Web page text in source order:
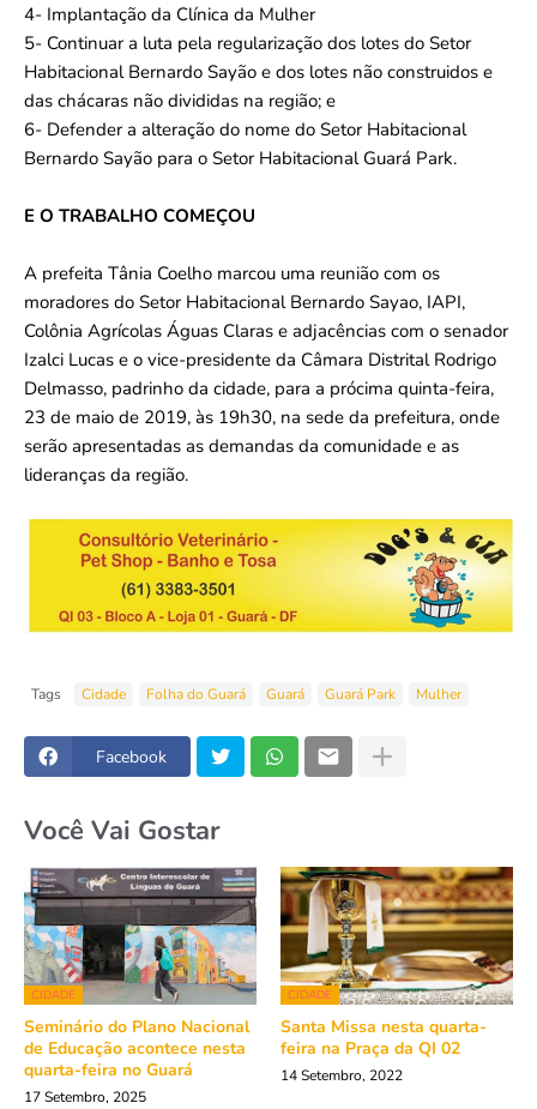
4- Implantação da Clínica da Mulher
5- Continuar a luta pela regularização dos lotes do Setor
Habitacional Bernardo Sayão e dos lotes não construidos e
das chácaras não divididas na região; e
6- Defender a alteração do nome do Setor Habitacional
Bernardo Sayão para o Setor Habitacional Guará Park.
E O TRABALHO COMEÇOU
A prefeita Tânia Coelho marcou uma reunião com os
moradores do Setor Habitacional Bernardo Sayao, IAPI,
Colônia Agrícolas Águas Claras e adjacências com o senador
Izalci Lucas e o vice-presidente da Câmara Distrital Rodrigo
Delmasso, padrinho da cidade, para a prócima quinta-feira,
23 de maio de 2019, às 19h30, na sede da prefeitura, onde
serão apresentadas as demandas da comunidade e as
lideranças da região.
Tags Cidade Folha do Guará Guará Guará Park Mulher
Facebook
Você Vai Gostar
CIDADE
Seminário do Plano Nacional
de Educação acontece nesta
quarta-feira no Guará
17 Setembro, 2025
CIDADE
Santa Missa nesta quarta-
feira na Praça da QI 02
14 Setembro, 2022